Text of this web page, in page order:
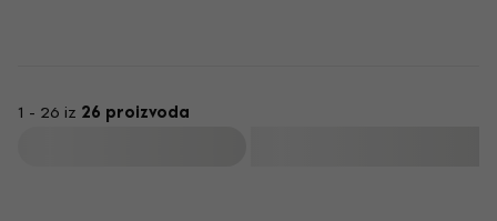
ligatura pomaže u stabilizaciji piska, što izravno doprinosi
1 - 26 iz 26 proizvoda